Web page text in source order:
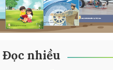
Đọc nhiều